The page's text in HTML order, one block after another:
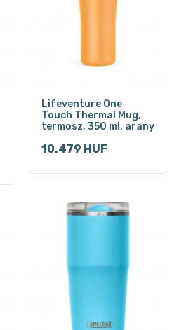
Lifeventure One
Touch Thermal Mug,
termosz, 350 ml, arany
10.479 HUF